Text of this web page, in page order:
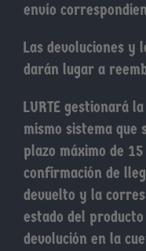
envío
Las devoluciones y
darán lugar a
LURTE gestionará
mismo sistema que
plazo máximo de
confirmación de
devuelto y la
estado del
devolución en la